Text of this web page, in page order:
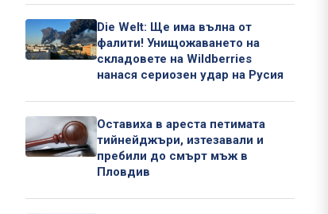
Die Welt: Ще има вълна от
фалити! Унищожаването на
складовете на Wildberries
нанася сериозен удар на Русия
Оставиха в ареста петимата
тийнейджъри, изтезавали и
пребили до смърт мъж в
Пловдив